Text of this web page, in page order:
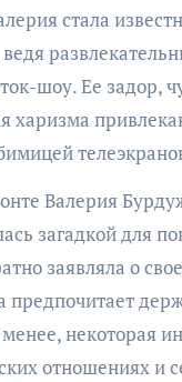
стала
шоу. Ее задор,
харизма
Валерия
загадкой для
заявляла о
предпочитает
некоторая
отношениях и